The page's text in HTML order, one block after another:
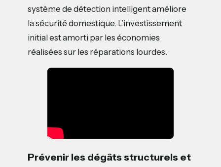
système de détection intelligent améliore
la sécurité domestique. L’investissement
initial est amorti par les économies
réalisées sur les réparations lourdes.
Prévenir les dégâts structurels et